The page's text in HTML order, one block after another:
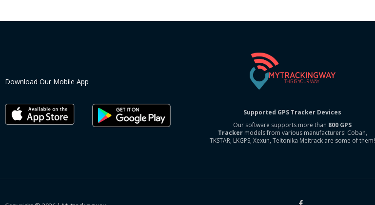
Download Our Mobile App
Supported GPS Tracker Devices
Our software supports more than 800 GPS
Trackermodels from various manufacturers! Coban,
TKSTAR, LKGPS, Xexun, Teltonika Meitrack are some of them!